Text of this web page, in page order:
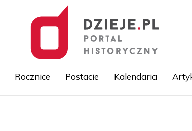
Rocznice Postacie Kalendaria